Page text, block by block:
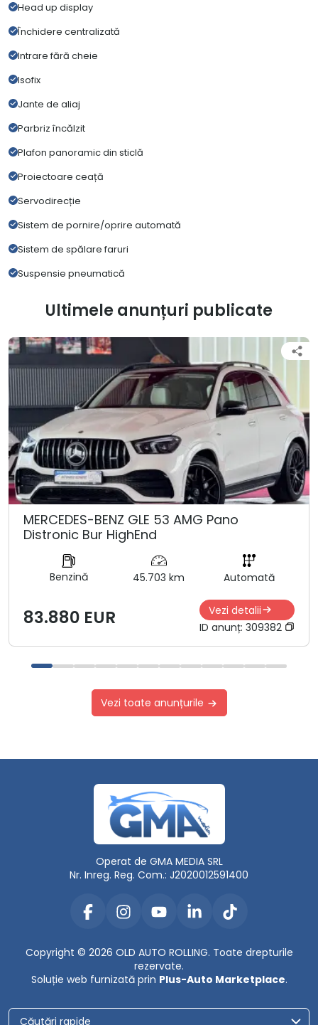
Head up display
Închidere centralizată
Intrare fără cheie
Isofix
Jante de aliaj
Parbriz încălzit
Plafon panoramic din sticlă
Proiectoare ceață
Servodirecție
Sistem de pornire/oprire automată
Sistem de spălare faruri
Suspensie pneumatică
Ultimele anunțuri publicate
MERCEDES-BENZ GLE 53 AMG Pano
Distronic Bur HighEnd
Benzină 45.703 km Automată
83.880 EUR
Vezi detalii
ID anunț: 309382
Vezi toate anunțurile
Operat de GMA MEDIA SRL
Nr. Inreg. Reg. Com.: J2020012591400
Copyright © 2026 OLD AUTO ROLLING. Toate drepturile
rezervate.
Soluție web furnizată prin Plus-Auto Marketplace.
Căutări rapide